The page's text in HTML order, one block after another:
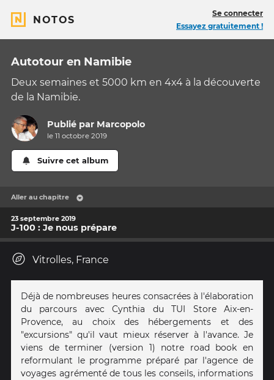
NOTOS
Se connecter
Essayez gratuitement !
Autotour en Namibie
Deux semaines et 5000 km en 4x4 à la découverte
de la Namibie.
Publié par Marcopolo
le 11 octobre 2019
Suivre cet album
Aller au chapitre
23 septembre 2019
J-100 : Je nous prépare
Vitrolles, France
Déjà de nombreuses heures consacrées à l'élaboration
du parcours avec Cynthia du TUI Store Aix-en-
Provence, au choix des hébergements et des
"excursions" qu'il vaut mieux réserver à l'avance. Je
viens de terminer (version 1) notre road book en
reformulant le programme préparé par l'agence de
voyages agrémenté de tous les conseils, informations